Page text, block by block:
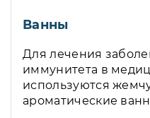
Ванны
Для лечения
иммунитета в
используются
ароматические